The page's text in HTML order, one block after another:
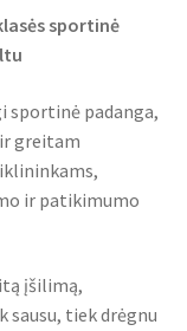
sportinė
sportinė padanga,
greitam
ir patikimumo
įšilimą,
sausu, tiek drėgnu